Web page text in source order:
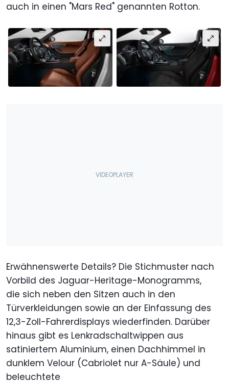
auch in einen "Mars Red" genannten Rotton.
Erwähnenswerte Details? Die Stichmuster nach
Vorbild des Jaguar-Heritage-Monogramms,
die sich neben den Sitzen auch in den
Türverkleidungen sowie an der Einfassung des
12,3-Zoll-Fahrerdisplays wiederfinden. Darüber
hinaus gibt es Lenkradschaltwippen aus
satiniertem Aluminium, einen Dachhimmel in
dunklem Velour (Cabriolet nur A-Säule) und
beleuchtete